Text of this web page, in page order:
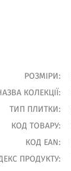
РОЗМІРИ:
КОЛЕКЦІЇ:
ТИП ПЛИТКИ:
КОД ТОВАРУ:
КОД EAN:
ПРОДУКТУ: